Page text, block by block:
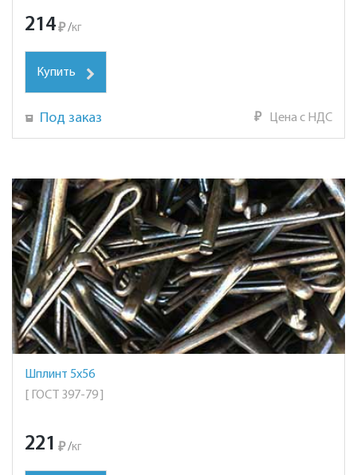
214₽ /кг
Купить
Под заказ ₽ Цена с НДС
Шплинт 5х56
[ ГОСТ 397-79 ]
221 ₽ /кг